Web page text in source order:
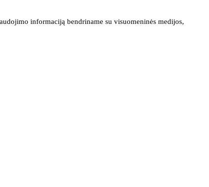
informaciją bendriname su visuomeninės medijos,